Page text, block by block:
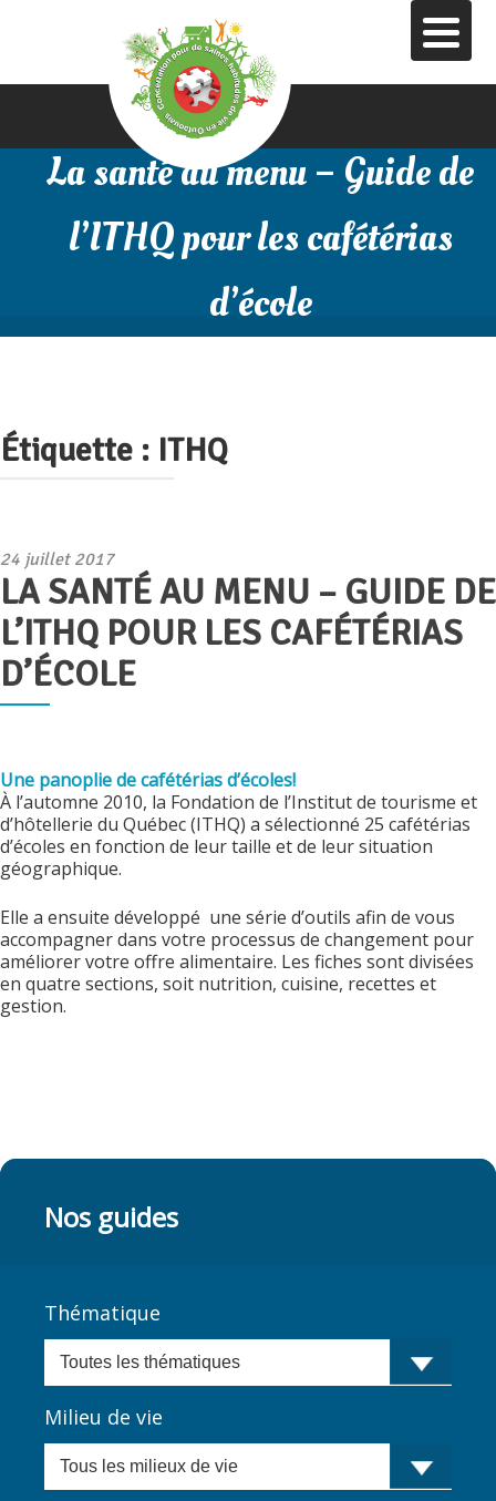
La santé au menu – Guide de
l’ITHQ pour les cafétérias
d’école
Étiquette : ITHQ
Publié
le
24 juillet 2017
LA SANTÉ AU MENU – GUIDE DE
L’ITHQ POUR LES CAFÉTÉRIAS
D’ÉCOLE
Une panoplie de cafétérias d’écoles!
À l’automne 2010, la Fondation de l’Institut de tourisme et
d’hôtellerie du Québec (ITHQ) a sélectionné 25 cafétérias
d’écoles en fonction de leur taille et de leur situation
géographique.
Elle a ensuite développé une série d’outils afin de vous
accompagner dans votre processus de changement pour
améliorer votre offre alimentaire. Les fiches sont divisées
en quatre sections, soit nutrition, cuisine, recettes et
gestion.
Nos guides
Thématique
Milieu de vie